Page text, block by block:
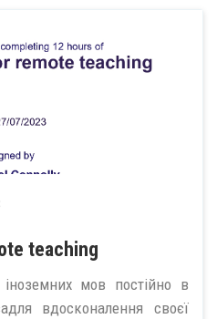
teaching
мов постійно в
вдосконалення своєї